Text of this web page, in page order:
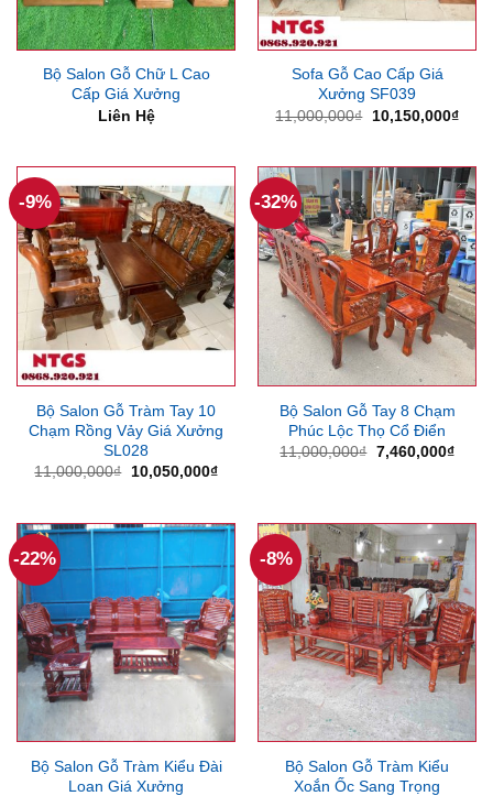
Bộ Salon Gỗ Chữ L Cao
Cấp Giá Xưởng
Liên Hệ
Sofa Gỗ Cao Cấp Giá
Xưởng SF039
11,000,000₫
Giá
10,150,000₫Giá
-9%
Bộ Salon Gỗ Tràm Tay 10
Chạm Rồng Vảy Giá Xưởng
SL028
11,000,000₫
Giá
10,050,000₫Giá
10,050,000₫.
-32%
Bộ Salon Gỗ Tay 8 Chạm
Phúc Lộc Thọ Cổ Điển
11,000,000₫ Giá
7,460,000₫Giá
-22%
Bộ Salon Gỗ Tràm Kiểu Đài
Loan Giá Xưởng
-8%
Bộ Salon Gỗ Tràm Kiểu
Xoắn Ốc Sang Trọng